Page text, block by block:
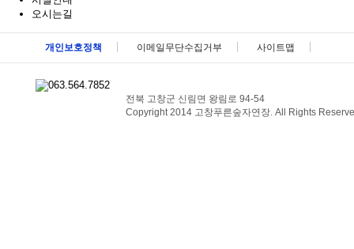
오시는길
개인보호정책 이메일무단수집거부 사이트맵
전북 고창군 신림면 왕림로 94-54
Copyright 2014 고창푸른숲자연장. All Rights